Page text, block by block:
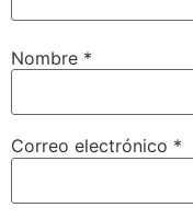
Nombre *
Correo electrónico *